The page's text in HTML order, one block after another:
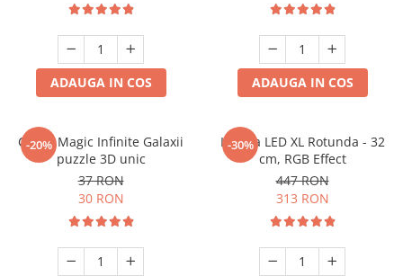
ADAUGA IN COS ADAUGA IN COS
-20%
Cubul Magic Infinite Galaxii
puzzle 3D unic
37 RON
30 RON
-30%
Lampa LED XL Rotunda - 32
cm, RGB Effect
447 RON
313 RON